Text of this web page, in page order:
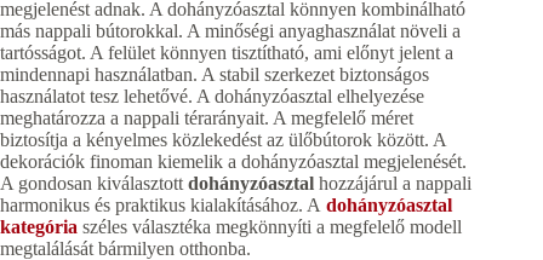
megjelenést adnak. A dohányzóasztal könnyen kombinálható
más nappali bútorokkal. A minőségi anyaghasználat növeli a
tartósságot. A felület könnyen tisztítható, ami előnyt jelent a
mindennapi használatban. A stabil szerkezet biztonságos
használatot tesz lehetővé. A dohányzóasztal elhelyezése
meghatározza a nappali térarányait. A megfelelő méret
biztosítja a kényelmes közlekedést az ülőbútorok között. A
dekorációk finoman kiemelik a dohányzóasztal megjelenését.
A gondosan kiválasztott dohányzóasztal hozzájárul a nappali
harmonikus és praktikus kialakításához. A dohányzóasztal
kategória széles választéka megkönnyíti a megfelelő modell
megtalálását bármilyen otthonba.